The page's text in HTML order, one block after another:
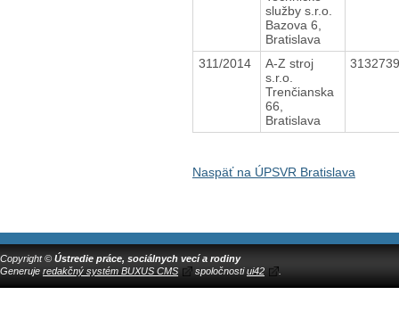
služby s.r.o.
Bazova 6,
Bratislava
311/2014
A-Z stroj
s.r.o.
Trenčianska
66,
Bratislava
Naspäť na ÚPSVR Bratislava
Copyright © Ústredie práce, sociálnych vecí a rodiny
Generuje redakčný systém BUXUS CMS spoločnostiui42